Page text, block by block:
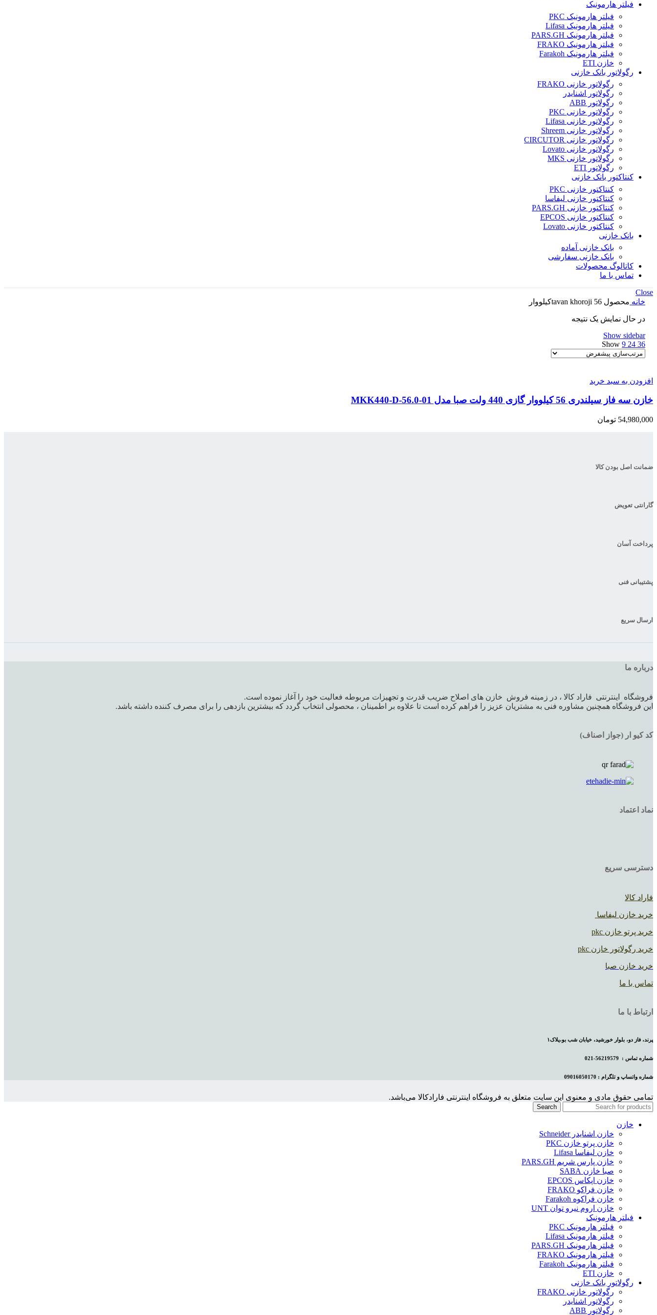
فیلتر هارمونیک
فیلتر هارمونیک PKC
فیلتر هارمونیک Lifasa
فیلتر هارمونیک PARS.GH
فیلتر هارمونیک FRAKO
فیلتر هارمونیک Farakoh
خازن ETI
رگولاتور بانک خازنی
رگولاتور خازنی FRAKO
رگولاتور اشنایدر
رگولاتور ABB
رگولاتور خازنی PKC
رگولاتور خازنی Lifasa
رگولاتور خازنی Shreem
رگولاتور خازنی CIRCUTOR
رگولاتور خازنی Lovato
رگولاتور خازنی MKS
رگولاتور ETI
کنتاکتور بانک خازنی
کنتاکتور خازنی PKC
کنتاکتور خازنی لیفاسا
کنتاکتور خازنی PARS.GH
کنتاکتور خازنی EPCOS
کنتاکتور خازنی Lovato
بانک خازنی
بانک خازنی آماده
بانک خازنی سفارشی
کاتالوگ محصولات
تماس با ما
Close
خانه محصول tavan khoroji 56کیلووار
در حال نمایش یک نتیجه
Show sidebar
Show 9 24 36
افزودن به سبد خرید
خازن سه فاز سیلندری 56 کیلووار گازی 440 ولت صبا مدل MKK440-D-56.0-01
54,980,000 تومان
ضمانت اصل بودن کالا
گارانتی تعویض
پرداخت آسان
پشتیبانی فنی
ارسال سریع
درباره ما
فروشگاه اینترنتی فاراد کالا ، در زمینه فروش خازن های اصلاح ضریب قدرت و تجهیزات مربوطه فعالیت خود را آغاز نموده است.
این فروشگاه همچنین مشاوره فنی به مشتریان عزیز را فراهم کرده است تا علاوه بر اطمینان ، محصولی انتخاب گردد که بیشترین بازدهی را برای مصرف کننده داشته باشد.
کد کیو ار (جواز اصناف)
نماد اعتماد
دسترسی سریع
فاراد کالا
خرید خازن لیفاسا
خرید پرتو خازن pkc
خرید رگولاتور خازن pkc
خرید خازن صبا
تماس با ما
ارتباط با ما
پرند، فاز دو، بلوار خورشید، خیابان شب بو،پلاک۱
شماره تماس : 56219579-021
شماره واتساپ و تلگرام : 09016050170
تمامی حقوق مادی و معنوی این سایت متعلق به فروشگاه اینترنتی فارادکالا می‌باشد.
Search
خازن
خازن اشنایدر Schneider
خازن پرتو خازن PKC
خازن لیفاسا Lifasa
خازن پارس شریم PARS.GH
صبا خازن SABA
خازن اپکاس EPCOS
خازن فراکو FRAKO
خازن فراکوه Farakoh
خازن اروم نیرو توان UNT
فیلتر هارمونیک
فیلتر هارمونیک PKC
فیلتر هارمونیک Lifasa
فیلتر هارمونیک PARS.GH
فیلتر هارمونیک FRAKO
فیلتر هارمونیک Farakoh
خازن ETI
رگولاتور بانک خازنی
رگولاتور خازنی FRAKO
رگولاتور اشنایدر
رگولاتور ABB